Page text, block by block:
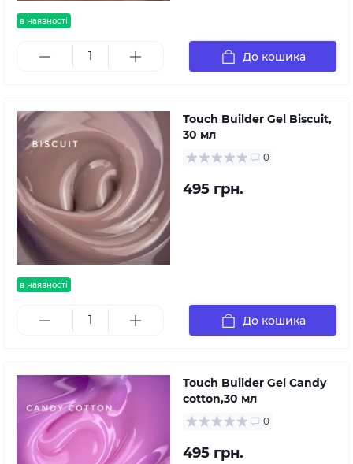
в наявності
До кошика
в наявності
Touch Builder Gel Biscuit,
30 мл
0
495 грн.
До кошика
Touch Builder Gel Candy
cotton,30 мл
0
495 грн.